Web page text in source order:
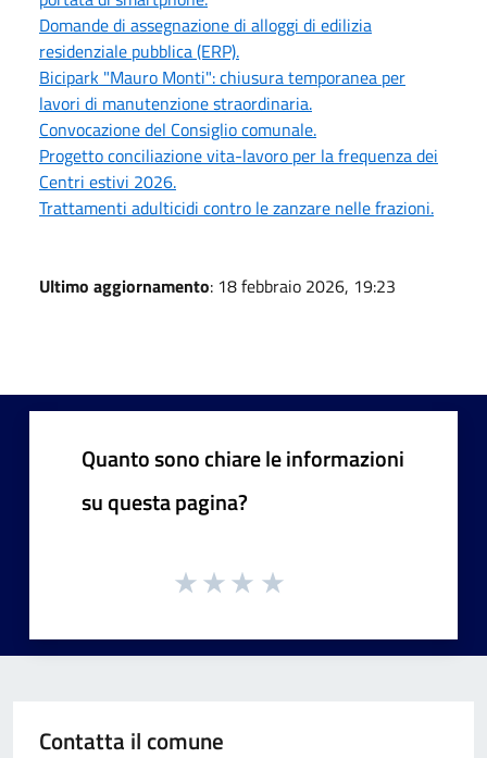
Domande di assegnazione di alloggi di edilizia
residenziale pubblica (ERP).
Bicipark "Mauro Monti": chiusura temporanea per
lavori di manutenzione straordinaria.
Convocazione del Consiglio comunale.
Progetto conciliazione vita-lavoro per la frequenza dei
Centri estivi 2026.
Trattamenti adulticidi contro le zanzare nelle frazioni.
Ultimo aggiornamento: 18 febbraio 2026, 19:23
Quanto sono chiare le informazioni
su questa pagina?
Contatta il comune